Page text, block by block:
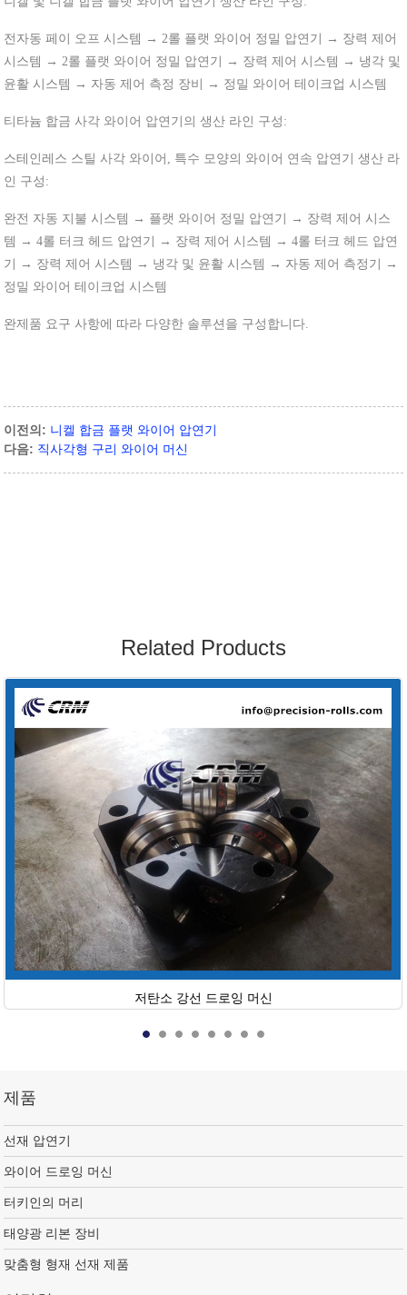
전자동 페이 오프 시스템 → 2롤 플랫 와이어 정밀 압연기 → 장력 제어
시스템 → 2롤 플랫 와이어 정밀 압연기 → 장력 제어 시스템 → 냉각 및
윤활 시스템 → 자동 제어 측정 장비 → 정밀 와이어 테이크업 시스템
티타늄 합금 사각 와이어 압연기의 생산 라인 구성:
스테인레스 스틸 사각 와이어, 특수 모양의 와이어 연속 압연기 생산 라
인 구성:
완전 자동 지불 시스템 → 플랫 와이어 정밀 압연기 → 장력 제어 시스
템 → 4롤 터크 헤드 압연기 → 장력 제어 시스템 → 4롤 터크 헤드 압연
기 → 장력 제어 시스템 → 냉각 및 윤활 시스템 → 자동 제어 측정기 →
정밀 와이어 테이크업 시스템
완제품 요구 사항에 따라 다양한 솔루션을 구성합니다.
이전의: 니켈 합금 플랫 와이어 압연기
다음: 직사각형 구리 와이어 머신
Related Products
저탄소 강선 드로잉 머신
제품
선재 압연기
와이어 드로잉 머신
터키인의 머리
태양광 리본 장비
맞춤형 형재 선재 제품